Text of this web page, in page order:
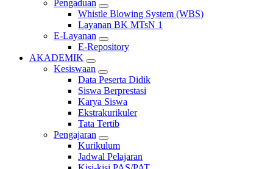
Pengaduan
Whistle Blowing System (WBS)
Layanan BK MTsN 1
E-Layanan
E-Repository
AKADEMIK
Kesiswaan
Data Peserta Didik
Siswa Berprestasi
Karya Siswa
Ekstrakurikuler
Tata Tertib
Pengajaran
Kurikulum
Jadwal Pelajaran